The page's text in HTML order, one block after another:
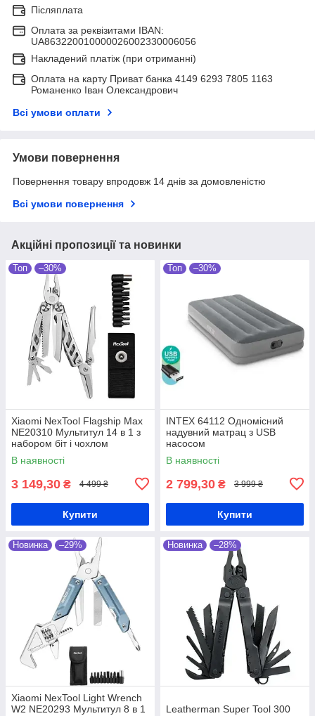
Післяплата
Оплата за реквізитами IBAN:
UA863220010000026002330006056
Накладений платіж (при отриманні)
Оплата на карту Приват банка 4149 6293 7805 1163
Романенко Іван Олександрович
Всі умови оплати
Умови повернення
Повернення товару впродовж 14 днів за домовленістю
Всі умови повернення
Акційні пропозиції та новинки
Топ –30%
Xiaomi NexTool Flagship Max
NE20310 Мультитул 14 в 1 з
набором біт і чохлом
В наявності
3 149,30 ₴ 4 499 ₴
Купити
Топ –30%
INTEX 64112 Одномісний
надувний матрац з USB
насосом
В наявності
2 799,30 ₴ 3 999 ₴
Купити
Новинка –29%
Xiaomi NexTool Light Wrench
W2 NE20293 Мультитул 8 в 1
Новинка –28%
Leatherman Super Tool 300